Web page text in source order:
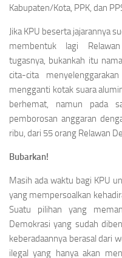
Kabupaten/Kota, PPK, dan
Jika KPU beserta jajarannya
membentuk lagi
tugasnya, bukankah itu
cita-cita
mengganti kotak suara
berhemat, namun pada
pemborosan anggaran
ribu, dari 55 orang Relawan
Bubarkan!
Masih ada waktu bagi KPU
yang mempersoalkan
Suatu pilihan yang
Demokrasi yang sudah
keberadaannya berasal dari
ilegal yang hanya akan